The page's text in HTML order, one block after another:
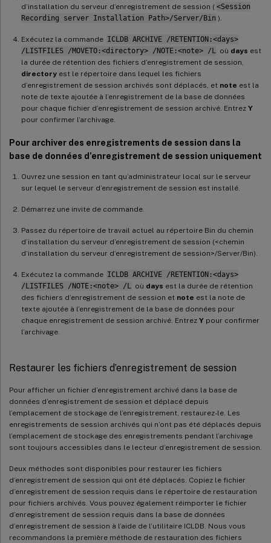
d’installation du serveur d’enregistrement de session ( <Session
Recording server Installation Path>/Server/Bin ).
Exécutez la commande ICLDB ARCHIVE /RETENTION:<days>
/LISTFILES /MOVETO:<directory> /NOTE:<note> /L
où days est
la durée de rétention des fichiers d’enregistrement de session,
directory est le répertoire dans lequel les fichiers
d’enregistrement de session archivés sont déplacés, et note est la
note de texte ajoutée à l’enregistrement de la base de données
pour chaque fichier d’enregistrement de session archivé. Entrez Y
pour confirmer l’archivage.
Pour archiver des enregistrements de session dans la
base de données d’enregistrement de session uniquement
Ouvrez une session en tant qu’administrateur local sur le serveur
sur lequel le serveur d’enregistrement de session est installé.
Démarrez une invite de commande.
Passez du répertoire de travail actuel au répertoire Bin du chemin
d’installation du serveur d’enregistrement de session (<chemin
d’installation du serveur d’enregistrement de session>/Server/Bin).
Exécutez la commande ICLDB ARCHIVE /RETENTION:<days>
/LISTFILES /NOTE:<note> /L
où days est la durée de rétention
des fichiers d’enregistrement de session et note est la note de
texte ajoutée à l’enregistrement de la base de données pour
chaque enregistrement de session archivé. Entrez Y pour confirmer
l’archivage.
Restaurer les fichiers d’enregistrement de session
Pour afficher un fichier d’enregistrement archivé dans la base de
données d’enregistrement de session et déplacé depuis
l’emplacement de stockage de l’enregistrement, restaurez-le. Les
enregistrements de session archivés qui n’ont pas été déplacés depuis
l’emplacement de stockage des enregistrements pendant l’archivage
sont toujours accessibles dans le lecteur d’enregistrement de session.
Deux méthodes sont disponibles pour restaurer les fichiers
d’enregistrement de session qui ont été déplacés. Copiez le fichier
d’enregistrement de session requis dans le répertoire de restauration
pour fichiers archivés. Vous pouvez également réimporter le fichier
d’enregistrement de session requis dans la base de données
d’enregistrement de session à l’aide de l’utilitaire ICLDB. Nous vous
recommandons la première méthode de restauration des fichiers